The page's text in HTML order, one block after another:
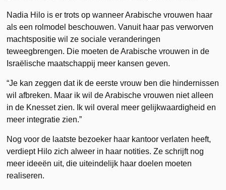
Nadia Hilo is er trots op wanneer Arabische vrouwen haar
als een rolmodel beschouwen. Vanuit haar pas verworven
machtspositie wil ze sociale veranderingen
teweegbrengen. Die moeten de Arabische vrouwen in de
Israëlische maatschappij meer kansen geven.
“Je kan zeggen dat ik de eerste vrouw ben die hindernissen
wil afbreken. Maar ik wil de Arabische vrouwen niet alleen
in de Knesset zien. Ik wil overal meer gelijkwaardigheid en
meer integratie zien.”
Nog voor de laatste bezoeker haar kantoor verlaten heeft,
verdiept Hilo zich alweer in haar notities. Ze schrijft nog
meer ideeën uit, die uiteindelijk haar doelen moeten
realiseren.